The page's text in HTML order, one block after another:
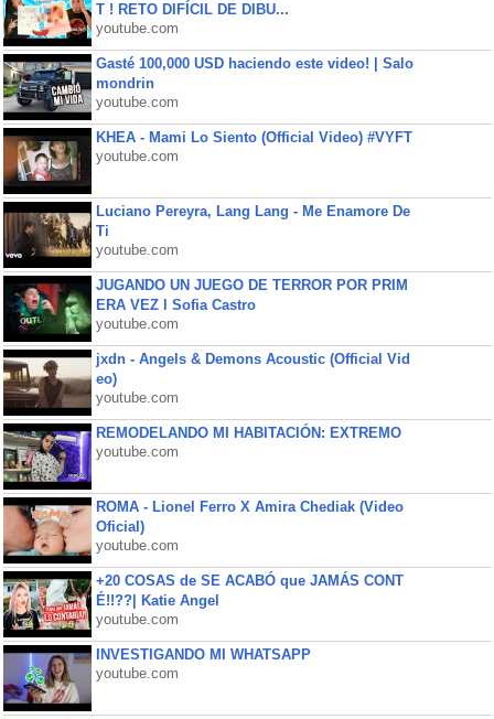
T ! RETO DIFÍCIL DE DIBU...
youtube.com
Gasté 100,000 USD haciendo este video! | Salo
mondrin
youtube.com
KHEA - Mami Lo Siento (Official Video) #VYFT
youtube.com
Luciano Pereyra, Lang Lang - Me Enamore De
Ti
youtube.com
JUGANDO UN JUEGO DE TERROR POR PRIM
ERA VEZ l Sofia Castro
youtube.com
jxdn - Angels & Demons Acoustic (Official Vid
eo)
youtube.com
REMODELANDO MI HABITACIÓN: EXTREMO
youtube.com
ROMA - Lionel Ferro X Amira Chediak (Video
Oficial)
youtube.com
+20 COSAS de SE ACABÓ que JAMÁS CONT
É!!??| Katie Angel
youtube.com
INVESTIGANDO MI WHATSAPP
youtube.com